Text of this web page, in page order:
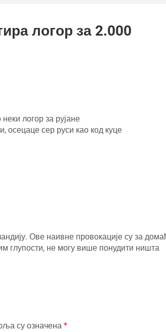
логор за 2.000
логор за рујане
осецаце сер руси као код куце
Ове наивне провокације су за
глупости, не могу више понудити ништа
су означена *